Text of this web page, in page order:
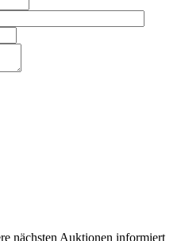
nächsten Auktionen informiert